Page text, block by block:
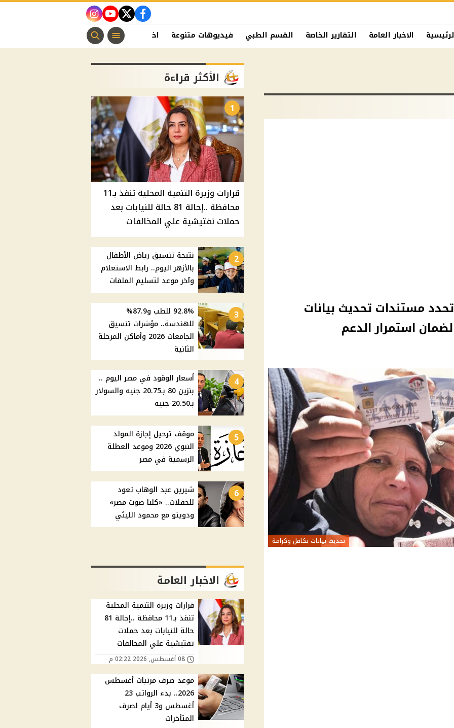
facebook
twitter
youtube
instagram
الاخبار العامة التقارير الخاصة القسم الطبي فيديوهات متنوعة اخبار الفن منوعات مسيحية
مستندات تحديث بيانات
استمرار الدعم
تحديث بيانات تكافل وكرامة
الأكثر قراءة
1
قرارات وزيرة التنمية المحلية تنفذ بـ11
محافظة ..إحالة 81 حالة للنيابات بعد
حملات تفتيشية علي المخالفات
2
نتيجة تنسيق رياض الأطفال
بالأزهر اليوم.. رابط الاستعلام
وآخر موعد لتسليم الملفات
3
92.8% للطب و87.9%
للهندسة.. مؤشرات تنسيق
الجامعات 2026 وأماكن المرحلة
الثانية
4
أسعار الوقود في مصر اليوم ..
بنزين 80 بـ20.75 جنيه والسولار
بـ20.50 جنيه
5
موقف ترحيل إجازة المولد
النبوي 2026 وموعد العطلة
الرسمية في مصر
6
شيرين عبد الوهاب تعود
للحفلات.. «كلنا صوت مصر»
ودويتو مع محمود الليثي
الاخبار العامة
قرارات وزيرة التنمية المحلية
تنفذ بـ11 محافظة ..إحالة 81
حالة للنيابات بعد حملات
تفتيشية علي المخالفات
08 أغسطس, 2026 02:22 م
موعد صرف مرتبات أغسطس
2026.. بدء الرواتب 23
أغسطس و3 أيام لصرف
المتأخرات